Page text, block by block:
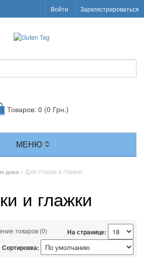
Войти Зарегистрироваться
Товаров: 0 (0 Грн.)
МЕНЮ
дома » Для стирки и глажки
и глажки
товаров (0)
На странице:
Сортировка: